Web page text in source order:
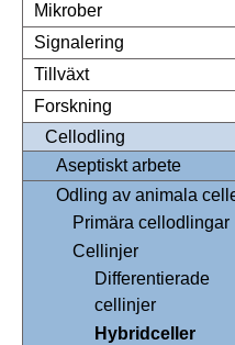
Mikrober
Signalering
Tillväxt
Forskning
Cellodling
Aseptiskt arbete
Odling av animala
Primära cellodlingar
Cellinjer
Differentierade
cellinjer
Hybridceller